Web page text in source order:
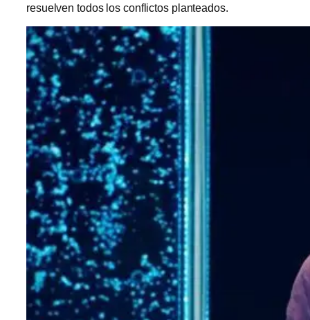
resuelven todos los conflictos planteados.